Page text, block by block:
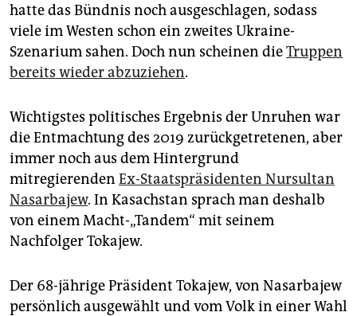
hatte das Bündnis noch ausgeschlagen, sodass
viele im Westen schon ein zweites Ukraine-
Szenarium sahen. Doch nun scheinen dieTruppen
bereits wieder abzuziehen.
Wichtigstes politisches Ergebnis der Unruhen war
die Entmachtung des 2019 zurückgetretenen, aber
immer noch aus dem Hintergrund
mitregierenden Ex-Staatspräsidenten Nursultan
Nasarbajew. In Kasachstan sprach man deshalb
von einem Macht-„Tandem“ mit seinem
Nachfolger Tokajew.
Der 68-jährige Präsident Tokajew, von Nasarbajew
persönlich ausgewählt und vom Volk in einer Wahl